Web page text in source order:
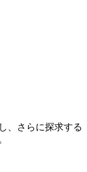
、さらに探求する